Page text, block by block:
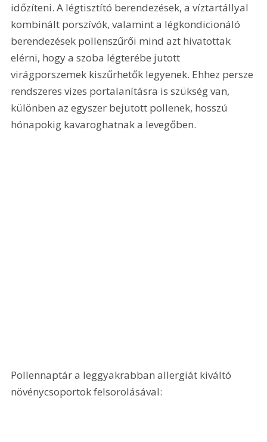
időzíteni. A légtisztító berendezések, a víztartállyal
kombinált porszívók, valamint a légkondicionáló
berendezések pollenszűrői mind azt hivatottak
elérni, hogy a szoba légterébe jutott
virágporszemek kiszűrhetők legyenek. Ehhez persze
rendszeres vizes portalanításra is szükség van,
különben az egyszer bejutott pollenek, hosszú
hónapokig kavaroghatnak a levegőben.
Pollennaptár a leggyakrabban allergiát kiváltó
növénycsoportok felsorolásával: